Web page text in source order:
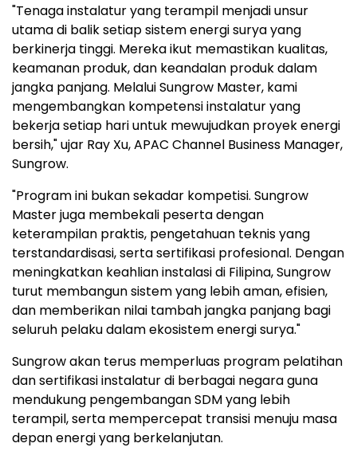
"Tenaga instalatur yang terampil menjadi unsur
utama di balik setiap sistem energi surya yang
berkinerja tinggi. Mereka ikut memastikan kualitas,
keamanan produk, dan keandalan produk dalam
jangka panjang. Melalui Sungrow Master, kami
mengembangkan kompetensi instalatur yang
bekerja setiap hari untuk mewujudkan proyek energi
bersih," ujar Ray Xu, APAC Channel Business Manager,
Sungrow.
"Program ini bukan sekadar kompetisi. Sungrow
Master juga membekali peserta dengan
keterampilan praktis, pengetahuan teknis yang
terstandardisasi, serta sertifikasi profesional. Dengan
meningkatkan keahlian instalasi di Filipina, Sungrow
turut membangun sistem yang lebih aman, efisien,
dan memberikan nilai tambah jangka panjang bagi
seluruh pelaku dalam ekosistem energi surya."
Sungrow akan terus memperluas program pelatihan
dan sertifikasi instalatur di berbagai negara guna
mendukung pengembangan SDM yang lebih
terampil, serta mempercepat transisi menuju masa
depan energi yang berkelanjutan.